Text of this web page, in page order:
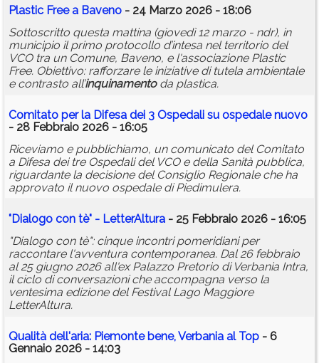
Plastic Free a Baveno - 24 Marzo 2026 - 18:06
Sottoscritto questa mattina (giovedì 12 marzo - ndr), in
municipio il primo protocollo d’intesa nel territorio del
VCO tra un Comune, Baveno, e l'associazione Plastic
Free. Obiettivo: rafforzare le iniziative di tutela ambientale
e contrasto all’inquinamentoda plastica.
Comitato per la Difesa dei 3 Ospedali su ospedale nuovo
- 28 Febbraio 2026 - 16:05
Riceviamo e pubblichiamo, un comunicato del Comitato
a Difesa dei tre Ospedali del VCO e della Sanità pubblica,
riguardante la decisione del Consiglio Regionale che ha
approvato il nuovo ospedale di Piedimulera.
"Dialogo con tè" - LetterAltura - 25 Febbraio 2026 - 16:05
"Dialogo con tè": cinque incontri pomeridiani per
raccontare l'avventura contemporanea. Dal 26 febbraio
al 25 giugno 2026 all'ex Palazzo Pretorio di Verbania Intra,
il ciclo di conversazioni che accompagna verso la
ventesima edizione del Festival Lago Maggiore
LetterAltura.
Qualità dell'aria: Piemonte bene, Verbania al Top - 6
Gennaio 2026 - 14:03